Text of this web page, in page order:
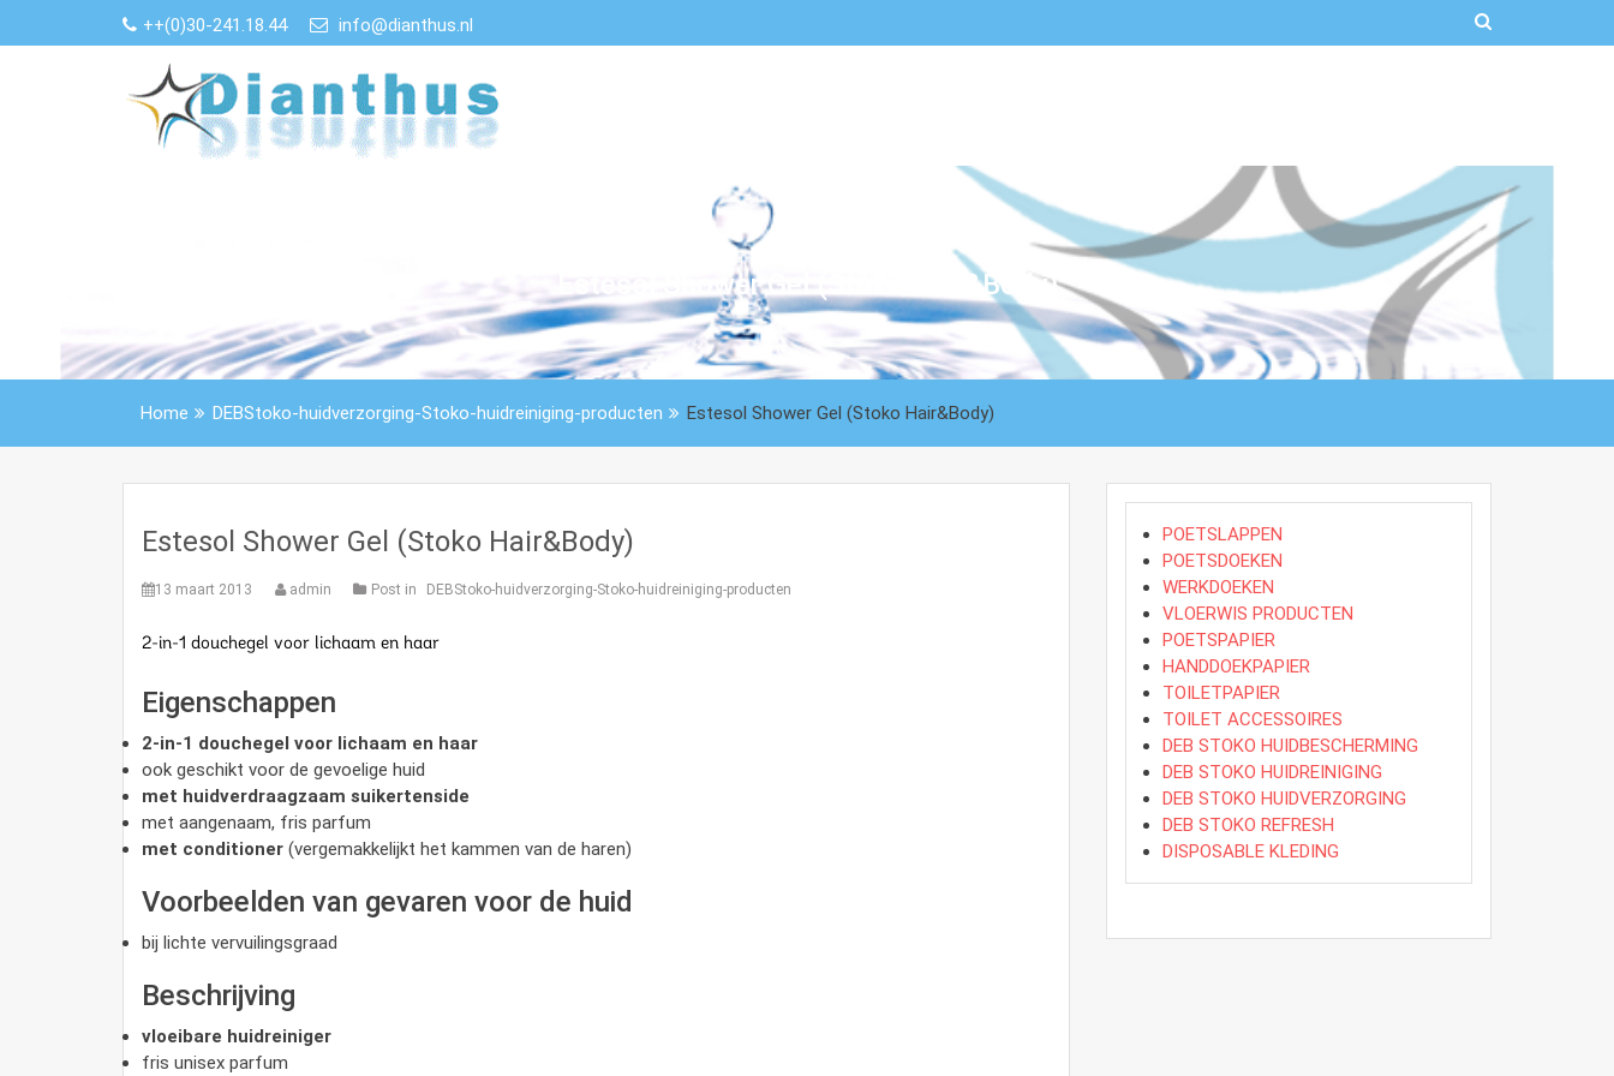
++(0)30-241.18.44 info@dianthus.nl
Estesol Shower Gel (Stoko Hair&Body)
Home DEBStoko-huidverzorging-Stoko-huidreiniging-producten Estesol Shower Gel (Stoko Hair&Body)
Estesol Shower Gel (Stoko Hair&Body)
13 maart 2013 admin Post in DEBStoko-huidverzorging-Stoko-huidreiniging-producten
2-in-1 douchegel voor lichaam en haar
Eigenschappen
2-in-1 douchegel voor lichaam en haar
ook geschikt voor de gevoelige huid
met huidverdraagzaam suikertenside
met aangenaam, fris parfum
met conditioner (vergemakkelijkt het kammen van de haren)
Voorbeelden van gevaren voor de huid
bij lichte vervuilingsgraad
Beschrijving
vloeibare huidreiniger
fris unisex parfum
POETSLAPPEN
POETSDOEKEN
WERKDOEKEN
VLOERWIS PRODUCTEN
POETSPAPIER
HANDDOEKPAPIER
TOILETPAPIER
TOILET ACCESSOIRES
DEB STOKO HUIDBESCHERMING
DEB STOKO HUIDREINIGING
DEB STOKO HUIDVERZORGING
DEB STOKO REFRESH
DISPOSABLE KLEDING